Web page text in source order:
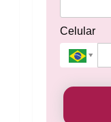
Celular